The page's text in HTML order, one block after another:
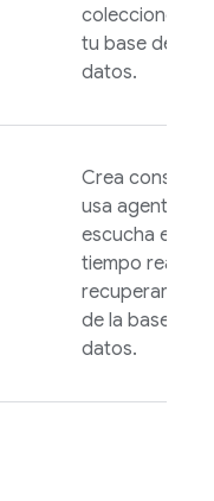
colecciones en
tu base de
datos.
Crea
usa agentes de
escucha en
tiempo real
recuperar
de la base de
datos.